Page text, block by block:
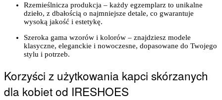
Rzemieślnicza produkcja – każdy egzemplarz to unikalne
dzieło, z dbałością o najmniejsze detale, co gwarantuje
wysoką jakość i estetykę.
Szeroka gama wzorów i kolorów – znajdziesz modele
klasyczne, eleganckie i nowoczesne, dopasowane do Twojego
stylu i potrzeb.
Korzyści z użytkowania kapci skórzanych
dla kobiet od IRESHOES